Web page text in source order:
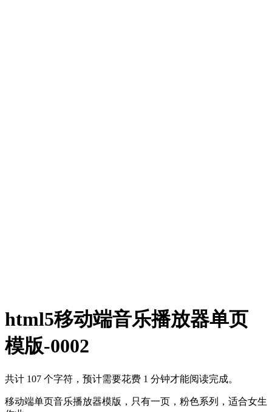
html5移动端音乐播放器单页
模版-0002
共计 107 个字符，预计需要花费 1 分钟才能阅读完成。
移动端单页音乐播放器模版，只有一页，粉色系列，适合女生